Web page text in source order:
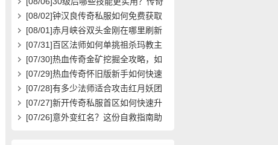
玩家必看攻略
[08/02]钟汉良传奇私服如何免费获取
高级装备与快速升级攻略？
[08/01]赤月峡谷双头金刚在哪里刷新
具体位置坐标是什么？
[07/31]百区法师如何单挑祖杀玛教主
求高效打法？
[07/30]热血传奇金矿挖掘全攻略，如
何高效挖矿？
[07/29]热血传奇怀旧版新手如何快速
起步？前期必做任务与升级技巧有哪
些？
[07/28]有多少法师适合攻击红月妖团
队？
[07/27]新开传奇私服首区如何快速升
级？装备获取攻略有哪些？
[07/26]意外变红名？这份自救指南助